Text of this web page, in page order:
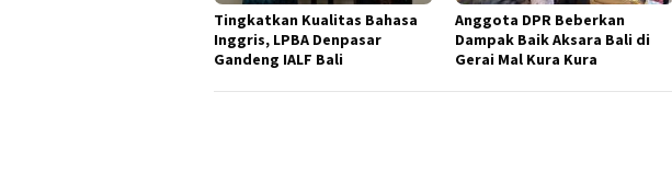
Tingkatkan Kualitas Bahasa
Inggris, LPBA Denpasar
Gandeng IALF Bali
Anggota DPR Beberkan
Dampak Baik Aksara Bali di
Gerai Mal Kura Kura